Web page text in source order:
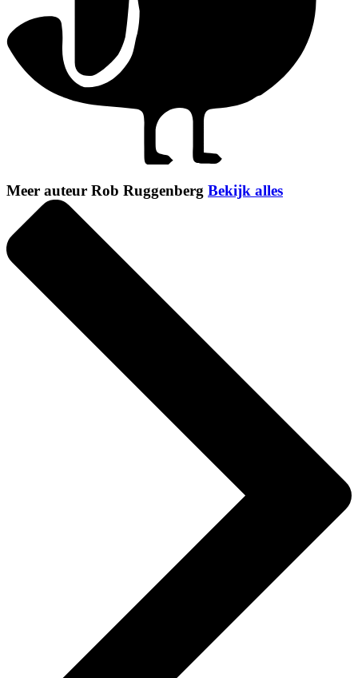
Meer auteur Rob Ruggenberg Bekijk alles